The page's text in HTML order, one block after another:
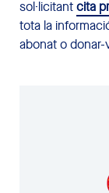
sol·licitantcita
tota la
abonat o